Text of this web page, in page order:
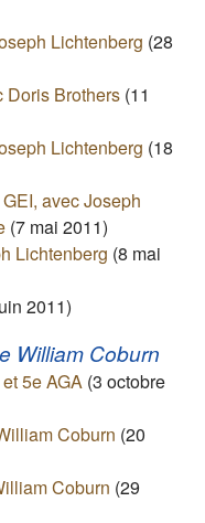
Lichtenberg (28
Doris Brothers (11
Lichtenberg (18
avec Joseph
(7 mai 2011)
Lichtenberg (8 mai
2011)
William Coburn
5e AGA (3 octobre
Coburn (20
Coburn (29